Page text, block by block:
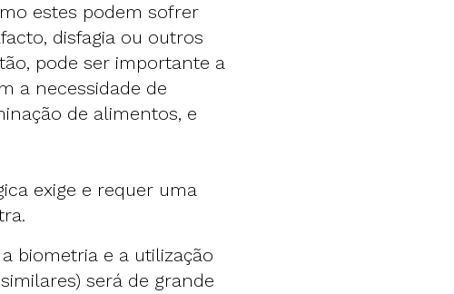
estes podem sofrer
disfagia ou outros
pode ser importante a
a necessidade de
de alimentos, e
exige e requer uma
biometria e a utilização
será de grande